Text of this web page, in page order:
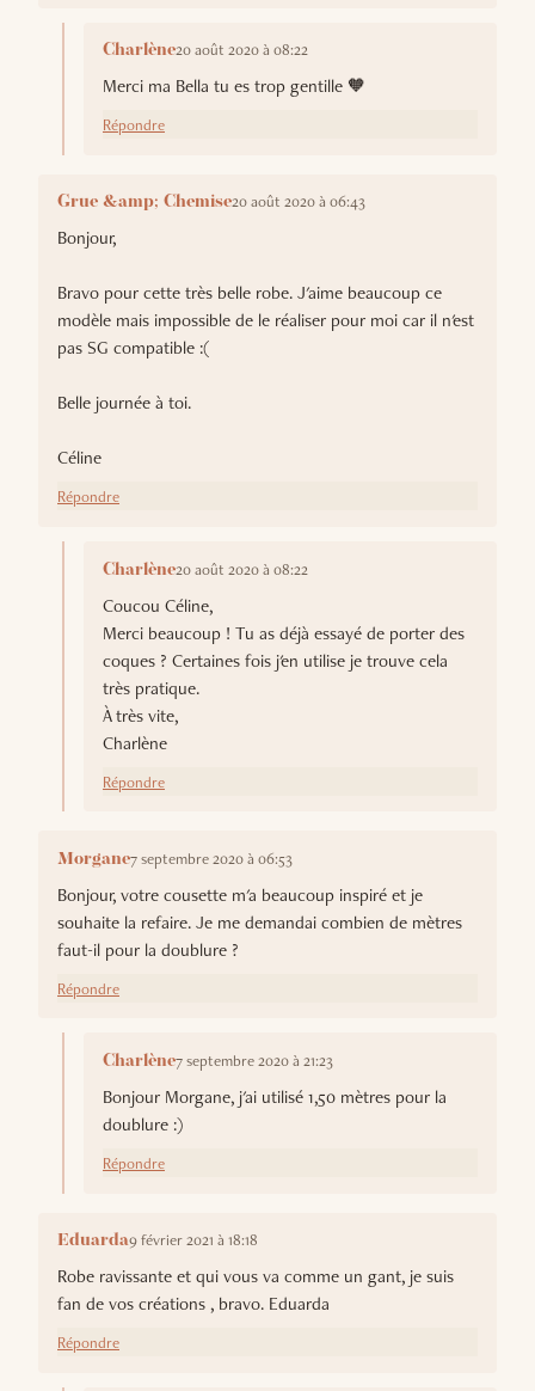
Charlène20 août 2020 à 08:22
Merci ma Bella tu es trop gentille 🧡
Répondre
Grue &amp; Chemise20 août 2020 à 06:43
Bonjour,
Bravo pour cette très belle robe. J'aime beaucoup ce
modèle mais impossible de le réaliser pour moi car il n'est
pas SG compatible :(
Belle journée à toi.
Céline
Répondre
Charlène20 août 2020 à 08:22
Coucou Céline,
Merci beaucoup ! Tu as déjà essayé de porter des
coques ? Certaines fois j'en utilise je trouve cela
très pratique.
À très vite,
Charlène
Répondre
Morgane7 septembre 2020 à 06:53
Bonjour, votre cousette m'a beaucoup inspiré et je
souhaite la refaire. Je me demandai combien de mètres
faut-il pour la doublure ?
Répondre
Charlène7 septembre 2020 à 21:23
Bonjour Morgane, j'ai utilisé 1,50 mètres pour la
doublure :)
Répondre
Eduarda9 février 2021 à 18:18
Robe ravissante et qui vous va comme un gant, je suis
fan de vos créations , bravo. Eduarda
Répondre